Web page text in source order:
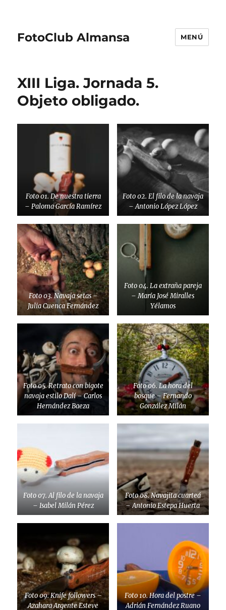
FotoClub Almansa MENÚ
XIII Liga. Jornada 5.
Objeto obligado.
Foto 01. De nuestra tierra
– Paloma García Ramírez
Foto 02. El filo de la navaja
– Antonio López López
Foto 03. Navaja setas –
Julia Cuenca Fernández
Foto 04. La extraña pareja
– María José Miralles
Yélamos
Foto 05. Retrato con bigote
navaja estilo Dalí – Carlos
Hernández Baeza
Foto 06. La hora del
bosque – Fernando
González Milán
Foto 07. Al filo de la navaja
– Isabel Milán Pérez
Foto 08. Navajita cuarteá
– Antonio Estepa Huerta
Foto 09. Knife followers –
Azahara Argente Esteve
Foto 10. Hora del postre –
Adrián Fernández Ruano